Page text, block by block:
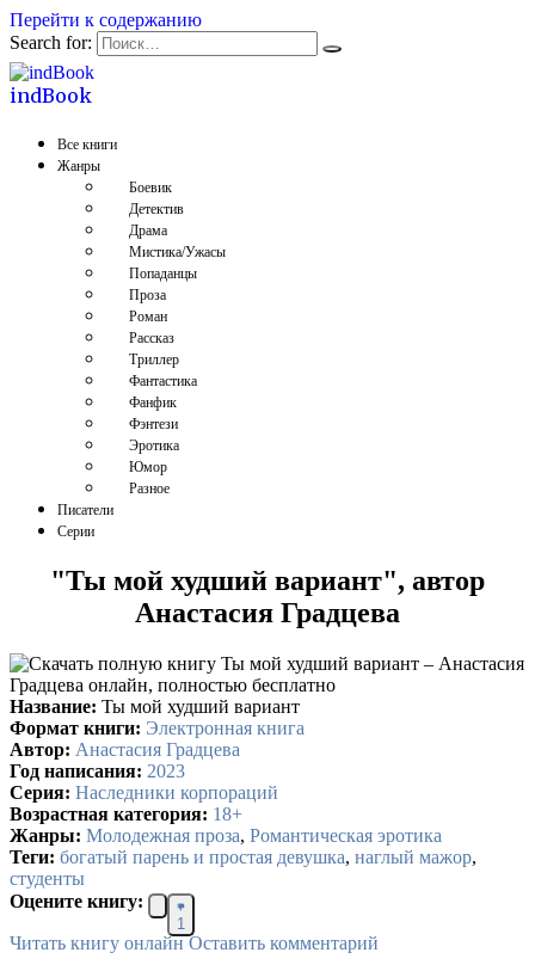
Перейти к содержанию
Search for:
indBook
Все книги
Жанры
Боевик
Детектив
Драма
Мистика/Ужасы
Попаданцы
Проза
Роман
Рассказ
Триллер
Фантастика
Фанфик
Фэнтези
Эротика
Юмор
Разное
Писатели
Серии
"Ты мой худший вариант", автор
Анастасия Градцева
Название: Ты мой худший вариант
Формат книги: Электронная книга
Автор: Анастасия Градцева
Год написания: 2023
Серия: Наследники корпораций
Возрастная категория: 18+
Жанры: Молодежная проза, Романтическая эротика
Теги: богатый парень и простая девушка, наглый мажор,
студенты
Оцените книгу:
1
Читать книгу онлайн Оставить комментарий